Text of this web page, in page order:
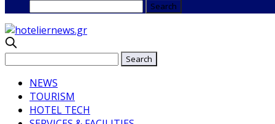
NEWS
TOURISM
HOTEL TECH